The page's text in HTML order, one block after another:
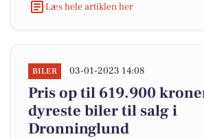
Læs hele artiklen her
BILER 03-01-2023 14:08
Pris op til 619.900
dyreste biler til salg i
Dronninglund